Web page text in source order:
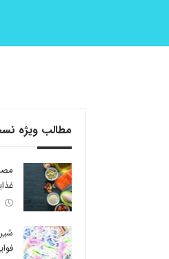
مطالب ویژه